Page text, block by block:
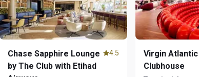
Chase Sapphire Lounge
by The Club with Etihad
4.5
Virgin Atlantic
Clubhouse